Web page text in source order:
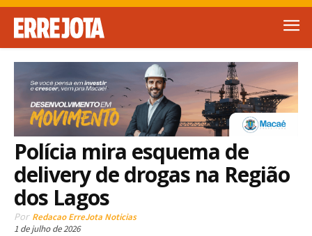
Polícia mira esquema de
delivery de drogas na Região
dos Lagos
Por Redacao ErreJota Noticias
1 de julho de 2026